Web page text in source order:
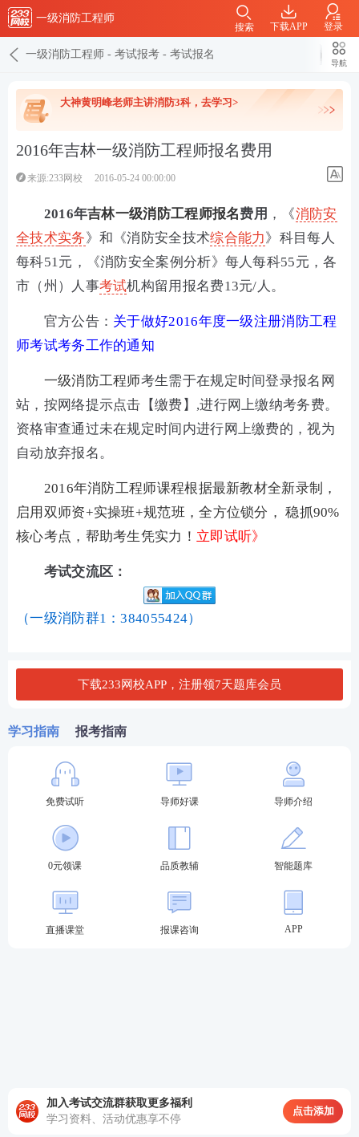
一级消防工程师
下载APP 登录
搜索
一级消防工程师 - 考试报考 - 考试报名
导航
大神黄明峰老师主讲消防3科，去学习>
2016年吉林一级消防工程师报名费用
来源:233网校 2016-05-24 00:00:00
2016年吉林一级消防工程师报名费用 ，《消防安
全技术实务》和《消防安全技术综合能力》科目每人
每科51元，《消防安全案例分析》每人每科55元，各
市（州）人事考试机构留用报名费13元/人。
官方公告： 关于做好2016年度一级注册消防工程
师考试考务工作的通知
一级消防工程师考生需于在规定时间登录报名网
站，按网络提示点击【缴费】,进行网上缴纳考务费。
资格审查通过未在规定时间内进行网上缴费的，视为
自动放弃报名。
2016年消防工程师课程根据最新教材全新录制，
启用双师资+实操班+规范班，全方位锁分， 稳抓90%
核心考点，帮助考生凭实力！ 立即试听》
考试交流区：
（一级消防群1：384055424）
下载233网校APP，注册领7天题库会员
学习指南 报考指南
免费试听 导师好课 导师介绍
0元领课 品质教辅 智能题库
直播课堂 报课咨询 APP
加入考试交流群获取更多福利
学习资料、活动优惠享不停
点击添加